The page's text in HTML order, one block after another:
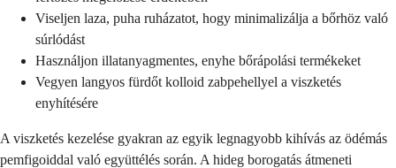
Viseljen laza, puha ruházatot, hogy minimalizálja a bőrhöz való
súrlódást
Használjon illatanyagmentes, enyhe bőrápolási termékeket
Vegyen langyos fürdőt kolloid zabpehellyel a viszketés
enyhítésére
A viszketés kezelése gyakran az egyik legnagyobb kihívás az ödémás
pemfigoiddal való együttélés során. A hideg borogatás átmeneti